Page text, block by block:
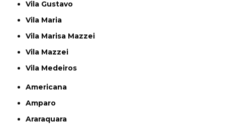
Vila Gustavo
Vila Maria
Vila Marisa Mazzei
Vila Mazzei
Vila Medeiros
Americana
Amparo
Araraquara